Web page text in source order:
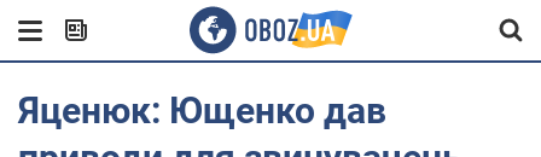
Яценюк: Ющенко дав